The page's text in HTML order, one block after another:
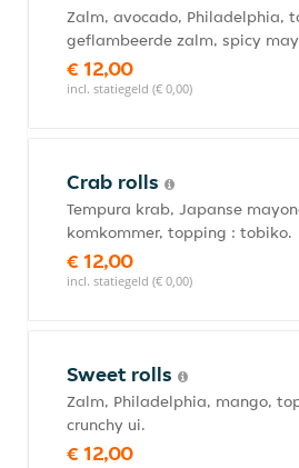
Zalm, avocado, Philadelphia,
geflambeerde zalm, spicy
€ 12,00
incl. statiegeld (€ 0,00)
Crab rolls
Tempura krab, Japanse
komkommer, topping : tobiko.
€ 12,00
incl. statiegeld (€ 0,00)
Sweet rolls
Zalm, Philadelphia, mango,
crunchy ui.
€ 12,00